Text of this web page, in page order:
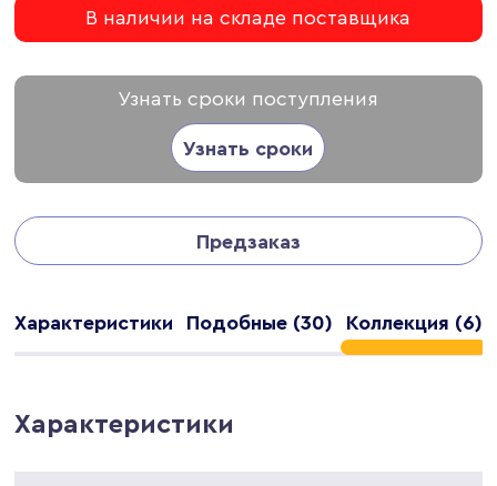
В наличии на складе поставщика
Узнать сроки поступления
Узнать сроки
Предзаказ
Характеристики Подобные (30) Коллекция (6)
Характеристики